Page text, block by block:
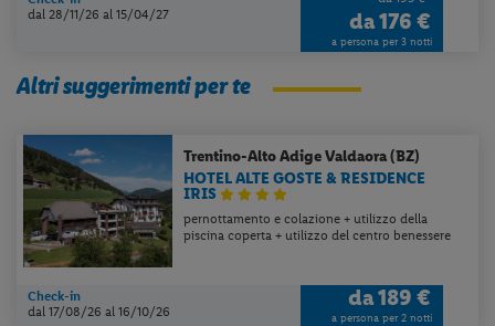
dal 28/11/26al 15/04/27 da176 €
a persona per 3 notti
Altri suggerimenti per te
Trentino-Alto AdigeValdaora (BZ)
HOTEL ALTE GOSTE & RESIDENCE
IRIS
pernottamento e colazione + utilizzo della
piscina coperta + utilizzo del centro benessere
Check-in
dal 17/08/26al 16/10/26
da189 €
a persona per 2 notti